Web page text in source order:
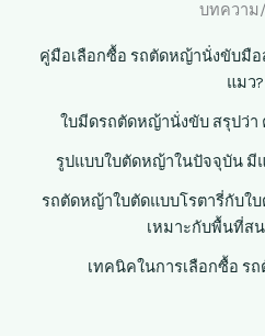
บทความ
คู่มือเลือกซื้อ รถตัดหญ้านั่งขับมือ
แมว?
ใบมีดรถตัดหญ้านั่งขับ สรุปว่
รูปแบบใบตัดหญ้าในปัจจุบัน มี
รถตัดหญ้าใบตัดแบบโรตารี่กับใบ
เหมาะกับพื้นที่ส
เทคนิคในการเลือกซื้อ ร